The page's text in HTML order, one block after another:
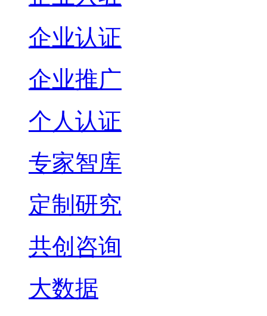
企业认证
企业推广
个人认证
专家智库
定制研究
共创咨询
大数据